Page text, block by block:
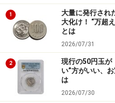
に管理しているため、運用
ているのでは、との指摘も
いるのは、財務省も国会も
シティオーバーになってし
ほどの余裕がないといった
しかし、特別会計の予算規
1
大量に発行され
大化け！ “万超
とは
2026/07/31
2
現行の50円玉が
い”方がいい、
は
2026/07/30